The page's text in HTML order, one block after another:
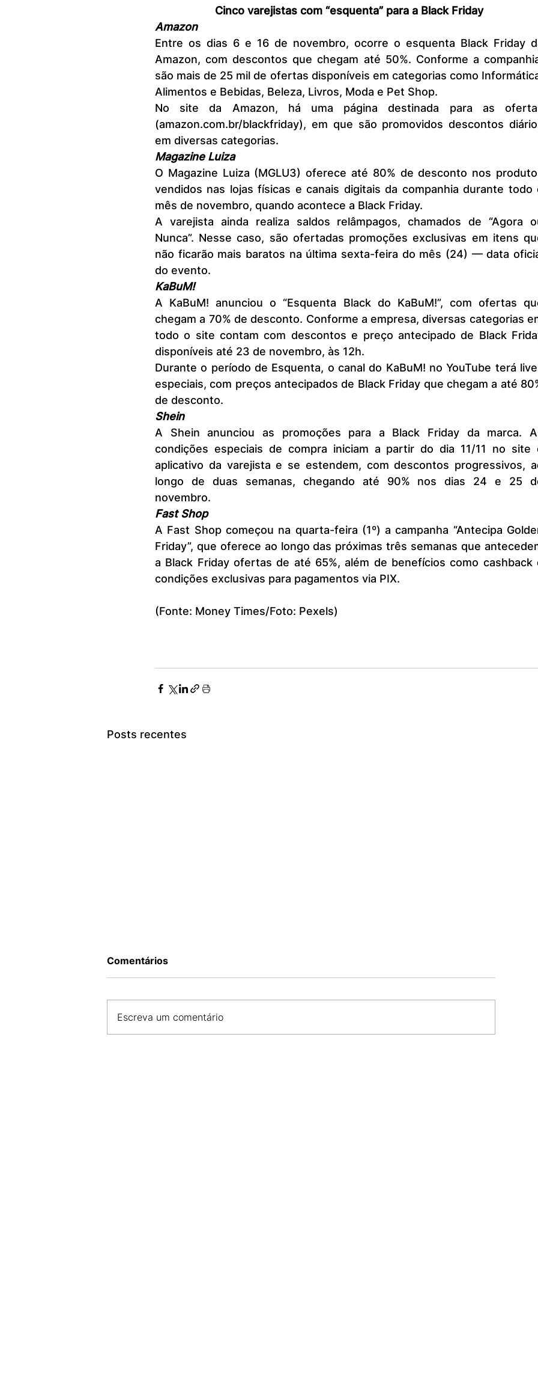
Cinco varejistas com “esquenta” para a Black Friday
Amazon
Entre os dias 6 e 16 de novembro, ocorre o esquenta Black Friday
Amazon, com descontos que chegam até 50%. Conforme a
são mais de 25 mil de ofertas disponíveis em categorias como
Alimentos e Bebidas, Beleza, Livros, Moda e Pet Shop.
No site da Amazon, há uma página destinada para as
(amazon.com.br/blackfriday), em que são promovidos descontos
em diversas categorias.
Magazine Luiza
O Magazine Luiza (MGLU3) oferece até 80% de desconto nos
vendidos nas lojas físicas e canais digitais da companhia durante todo
mês de novembro, quando acontece a Black Friday.
A varejista ainda realiza saldos relâmpagos, chamados de “Agora
Nunca”. Nesse caso, são ofertadas promoções exclusivas em itens
não ficarão mais baratos na última sexta-feira do mês (24) — data
do evento.
KaBuM!
A KaBuM! anunciou o “Esquenta Black do KaBuM!”, com ofertas
chegam a 70% de desconto. Conforme a empresa, diversas categorias
todo o site contam com descontos e preço antecipado de Black
disponíveis até 23 de novembro, às 12h.
Durante o período de Esquenta, o canal do KaBuM! no YouTube terá
especiais, com preços antecipados de Black Friday que chegam a até
de desconto.
Shein
A Shein anunciou as promoções para a Black Friday da marca.
condições especiais de compra iniciam a partir do dia 11/11 no site
aplicativo da varejista e se estendem, com descontos progressivos,
longo de duas semanas, chegando até 90% nos dias 24 e 25
novembro.
Fast Shop
A Fast Shop começou na quarta-feira (1º) a campanha “Antecipa
Friday”, que oferece ao longo das próximas três semanas que
a Black Friday ofertas de até 65%, além de benefícios como cashback
condições exclusivas para pagamentos via PIX.
(Fonte: Money Times/Foto: Pexels)
Posts recentes
Comentários
Escreva um comentário